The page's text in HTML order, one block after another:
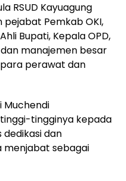
RSUD Kayuagung
Pemkab OKI,
Bupati, Kepala OPD,
manajemen besar
para perawat dan
Muchendi
tingginya kepada
dan
menjabat sebagai